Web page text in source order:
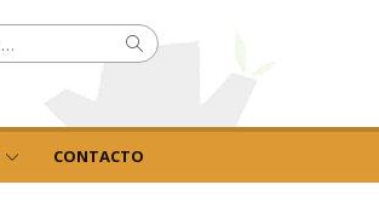
Buscar
CONTACTO